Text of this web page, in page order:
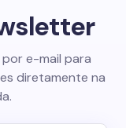
e-mail para
diretamente na